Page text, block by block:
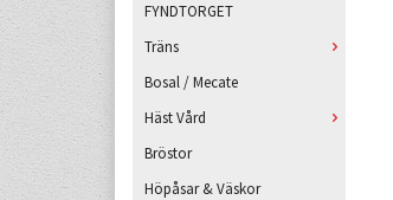
FYNDTORGET
Träns
Bosal / Mecate
Häst Vård
Bröstor
Höpåsar & Väskor